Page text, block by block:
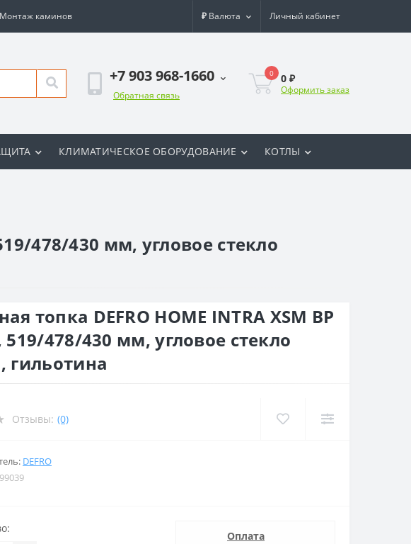
Монтаж каминов ₽ Валюта Личный кабинет
+7 903 968-1660
Обратная связь
0 0 ₽
Оформить заказ
КЛИМАТИЧЕСКОЕ ОБОРУДОВАНИЕ КОТЛЫ
478/430 мм, угловое стекло
топка DEFRO HOME INTRA XSM BP
519/478/430 мм, угловое стекло
гильотина
Отзывы: (0)
DEFRO
Оплата